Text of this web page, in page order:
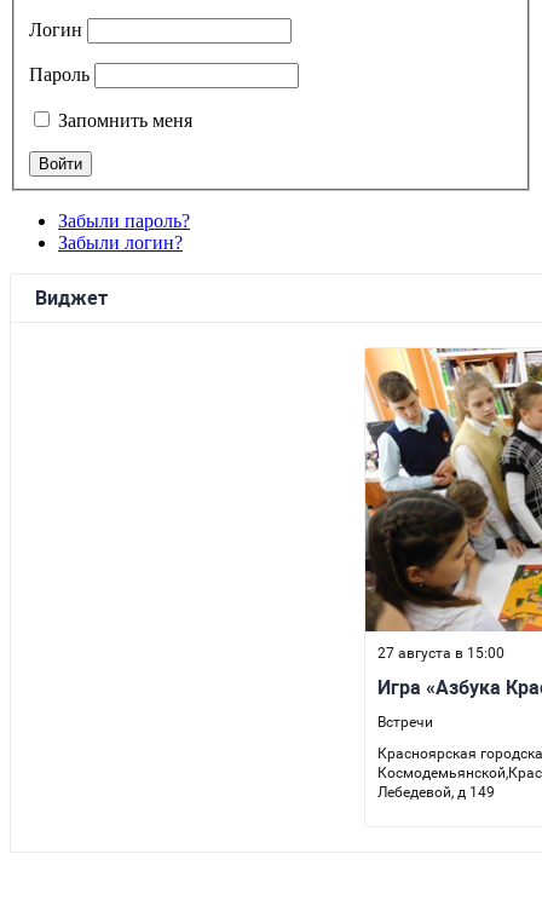
Логин
Пароль
Запомнить меня
Забыли пароль?
Забыли логин?